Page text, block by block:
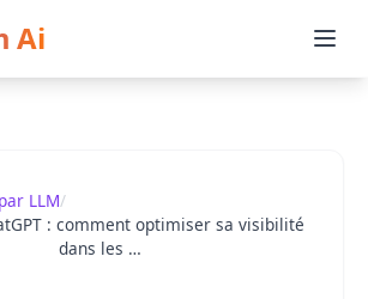
Ai
LLM/
: comment optimiser sa visibilité
dans les …